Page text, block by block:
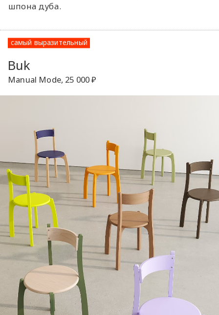
шпона дуба.
самый выразительный
Buk
Manual Mode, 25 000 ₽